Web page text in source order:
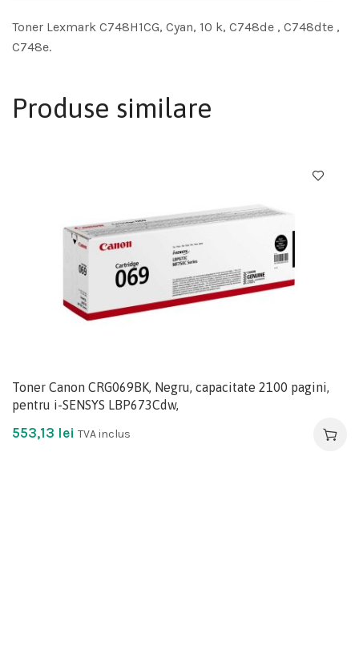
Toner Lexmark C748H1CG, Cyan, 10 k, C748de , C748dte ,
C748e.
Produse similare
Toner Canon CRG069BK, Negru, capacitate 2100 pagini,
pentru i-SENSYS LBP673Cdw,
553,13 lei TVA inclus